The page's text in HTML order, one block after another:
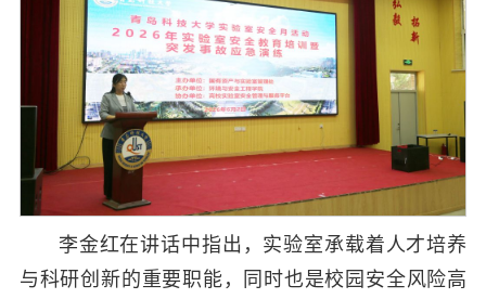
李金红在讲话中指出，实验室承载着人才培养
与科研创新的重要职能，同时也是校园安全风险高